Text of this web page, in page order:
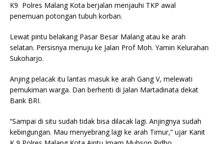
K9 Polres Malang Kota berjalan menjauhi TKP awal
penemuan potongan tubuh korban.
Lewat pintu belakang Pasar Besar Malang atau ke arah
selatan. Persisnya menuju ke Jalan Prof Moh. Yamin Kelurahan
Sukoharjo.
Anjing pelacak itu lantas masuk ke arah Gang V, melewati
pemukiman warga. Dan berhenti di Jalan Martadinata dekat
Bank BRI.
“Sampai di situ sudah tidak bisa dilacak lagi. Anjingnya sudah
kebingungan. Mau menyebrang lagi ke arah Timur,” ujar Kanit